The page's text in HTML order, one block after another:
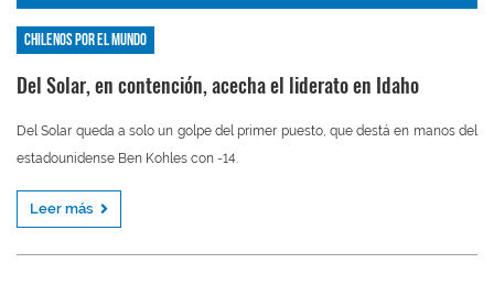
Chilenos por el mundo
Del Solar, en contención, acecha el liderato en Idaho
Del Solar queda a solo un golpe del primer puesto, que destá en manos del
estadounidense Ben Kohles con -14.
Leer más